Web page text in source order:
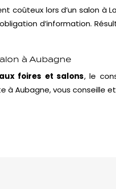
coûteux lors d’un salon
d’information.
à Aubagne
foires et salons, le
à Aubagne, vous conseille